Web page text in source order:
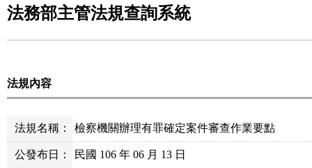
法務部主管法規查詢系統
法規內容
法規名稱： 檢察機關辦理有罪確定案件審查作業要點
公發布日： 民國 106 年 06 月 13 日